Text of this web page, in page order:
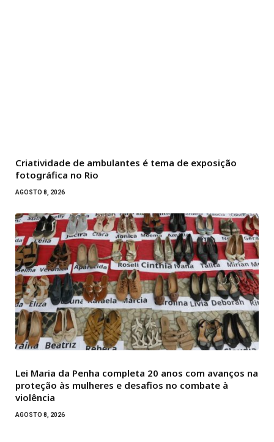
Criatividade de ambulantes é tema de exposição
fotográfica no Rio
AGOSTO 8, 2026
Lei Maria da Penha completa 20 anos com avanços na
proteção às mulheres e desafios no combate à
violência
AGOSTO 8, 2026